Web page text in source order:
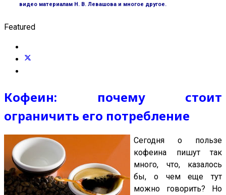
видео материалам Н. В. Левашова и многое другое.
Featured
Кофеин: почему стоит
ограничить его потребление
Сегодня о пользе
кофеина пишут так
много, что, казалось
бы, о чем еще тут
можно говорить? Но